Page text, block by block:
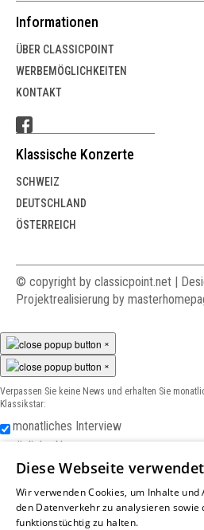
Informationen
ÜBER CLASSICPOINT
WERBEMÖGLICHKEITEN
KONTAKT
Klassische Konzerte
SCHWEIZ
DEUTSCHLAND
ÖSTERREICH
© copyright by classicpoint.net |
Projektrealisierung by
×
×
Verpassen Sie keine News und erhalten Sie
Klassikstar:
monatliches Interview
tägliche News
Ich akzeptiere die
Diese Webseite
Wir verwenden Cookies, um Inhalte
den Datenverkehr zu analysieren sowie
funktionstüchtig zu halten.